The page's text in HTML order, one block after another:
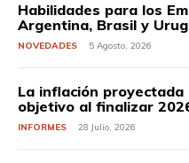
Habilidades para los
Argentina, Brasil y
NOVEDADES 5 Agosto, 2026
La inflación
objetivo al finalizar
INFORMES 28 Julio, 2026